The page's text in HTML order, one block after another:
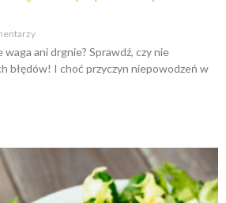
ani drgnie? Sprawdź, czy nie
błędów! I choć przyczyn niepowodzeń w